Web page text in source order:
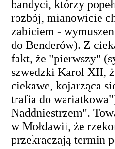
bandyci, którzy
rozbój, mianowicie
zabiciem -
do Benderów). Z
fakt, że "pierwszy"
szwedzki Karol XII,
ciekawe, kojarząca
trafia do
Naddniestrzem".
w Mołdawii, że
przekraczają termin